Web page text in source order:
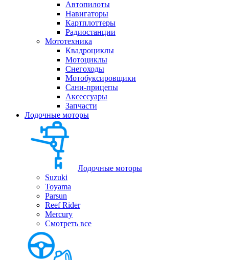
Автопилоты
Навигаторы
Картплоттеры
Радиостанции
Мототехника
Квадроциклы
Мотоциклы
Снегоходы
Мотобуксировщики
Сани-прицепы
Аксессуары
Запчасти
Лодочные моторы
Лодочные моторы
Suzuki
Toyama
Parsun
Reef Rider
Mercury
Смотреть все